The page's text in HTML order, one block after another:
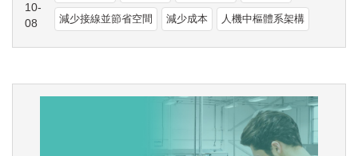
10-
08
減少接線並節省空間 減少成本 人機中樞體系架構